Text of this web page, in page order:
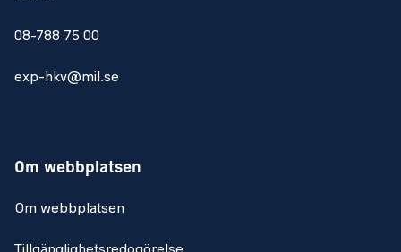
08-788 75 00
exp-hkv@mil.se
Om webbplatsen
Om webbplatsen